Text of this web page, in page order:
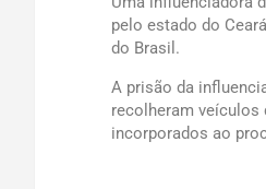
pelo estado do
do Brasil.
A prisão da
recolheram veículos
incorporados ao